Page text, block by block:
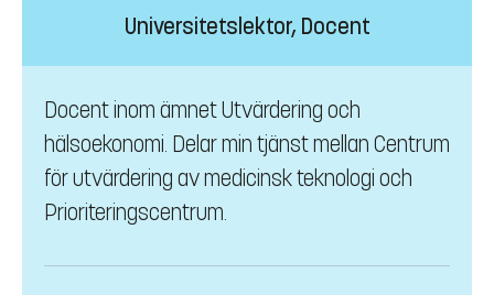
Universitetslektor, Docent
Docent inom ämnet Utvärdering och
hälsoekonomi. Delar min tjänst mellan Centrum
för utvärdering av medicinsk teknologi och
Prioriteringscentrum.